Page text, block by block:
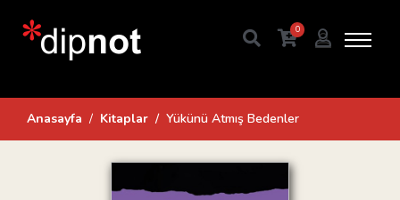
0
Anasayfa Kitaplar Yükünü Atmış Bedenler